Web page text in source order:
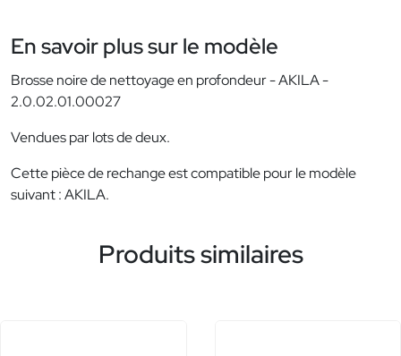
En savoir plus sur le modèle
Brosse noire de nettoyage en profondeur - AKILA -
2.0.02.01.00027
Vendues par lots de deux.
Cette pièce de rechange est compatible pour le modèle
suivant : AKILA.
Produits similaires